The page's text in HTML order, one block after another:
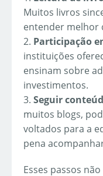
Muitos livros
entender melhor
2. Participação
instituições
ensinam sobre
investimentos.
3. Seguir
muitos blogs,
voltados para a
pena
Esses passos